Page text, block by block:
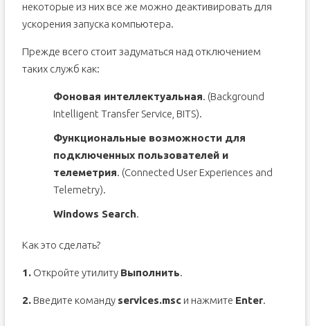
некоторые из них все же можно деактивировать для
ускорения запуска компьютера.
Прежде всего стоит задуматься над отключением
таких служб как:
Фоновая интеллектуальная. (Background
Intelligent Transfer Service, BITS).
Функциональные возможности для
подключенных пользователей и
телеметрия. (Connected User Experiences and
Telemetry).
Windows Search.
Как это сделать?
1.Откройте утилиту Выполнить.
2.Введите команду services.mscи нажмите Enter.